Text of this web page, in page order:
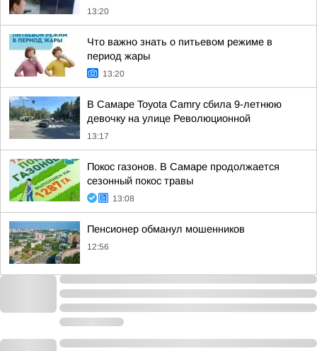
13:20
Что важно знать о питьевом режиме в
период жары
13:20
В Самаре Toyota Camry сбила 9-летнюю
девочку на улице Революционной
13:17
Покос газонов. В Самаре продолжается
сезонный покос травы
13:08
Пенсионер обманул мошенников
12:56